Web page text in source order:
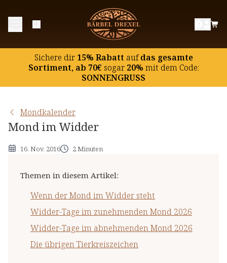
Sichere dir15% Rabatt aufdas gesamte
Sortiment, ab 70€ sogar20% mit dem Code:
SONNENGRUSS
Mondkalender
Mond im Widder
16. Nov. 2016 2 Minuten
Themen in diesem Artikel:
Wenn der Mond im Widder steht
Widder-Tage im zunehmenden Mond 2026
Widder-Tage im abnehmenden Mond 2026
Die übrigen Tierkreiszeichen
Wenn der Mond im Widder steht
Widder-Tage im zunehmenden Mond 2026
Widder-Tage im abnehmenden Mond 2026
Die übrigen Tierkreiszeichen